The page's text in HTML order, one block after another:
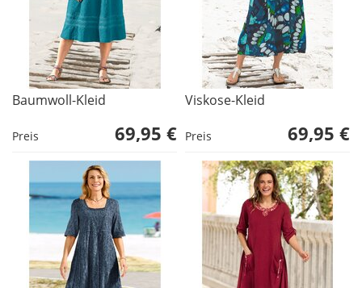
Baumwoll-Kleid
Preis 69,95 €
Viskose-Kleid
Preis 69,95 €